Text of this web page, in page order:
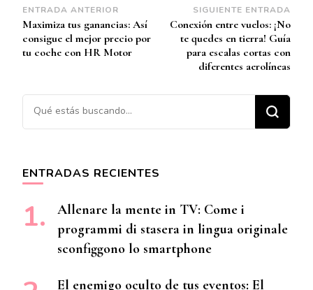
Navegación
de
entradas
ENTRADA ANTERIOR
Maximiza tus ganancias: Así
consigue el mejor precio por
tu coche con HR Motor
SIGUIENTE ENTRADA
Conexión entre vuelos: ¡No
te quedes en tierra! Guía
para escalas cortas con
diferentes aerolíneas
¿Buscas algo?
ENTRADAS RECIENTES
Allenare la mente in TV: Come i
programmi di stasera in lingua originale
sconfiggono lo smartphone
El enemigo oculto de tus eventos: El